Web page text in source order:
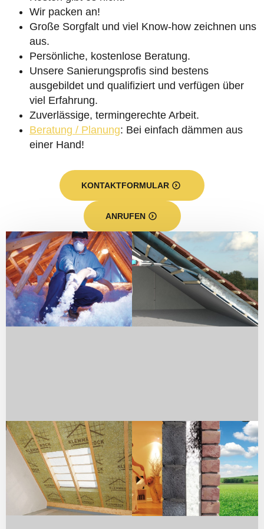
Wir packen an!
Große Sorgfalt und viel Know-how zeichnen uns
aus.
Persönliche, kostenlose Beratung.
Unsere Sanierungsprofis sind bestens
ausgebildet und qualifiziert und verfügen über
viel Erfahrung.
Zuverlässige, termingerechte Arbeit.
Beratung / Planung: Bei einfach dämmen aus
einer Hand!
KONTAKTFORMULAR
ANRUFEN